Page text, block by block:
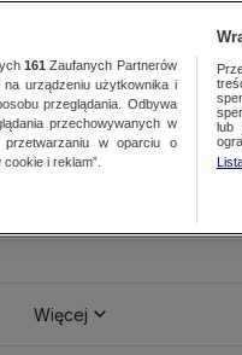
Więcej
161 Zaufanych Partnerów
urządzeniu użytkownika i
przeglądania. Odbywa
przechowywanych w
w oparciu o
i reklam”.
lub